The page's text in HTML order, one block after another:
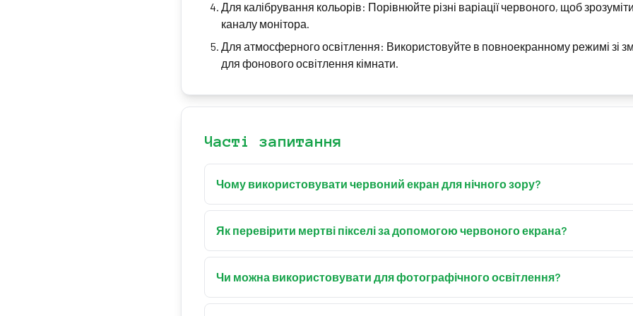
Для калібрування кольорів: Порівнюйте різні варіації червоного, щоб
каналу монітора.
Для атмосферного освітлення: Використовуйте в повноекранному режимі зі
для фонового освітлення кімнати.
Часті запитання
Чому використовувати червоний екран для нічного зору?
Червоне світло не запускає адаптацію ока до яскравого світла, допомагаючи
Використовуйте темно-червоний для кращих результатів в астрономії або нічній
Як перевірити мертві пікселі за допомогою червоного екрана?
Увімкніть повноекранний режим і огляньте екран на наявність пікселів, які
(мертвими) або іншого кольору (застряглими). Червоний особливо добре виявляє
Чи можна використовувати для фотографічного освітлення?
Так! Червоний екран забезпечує відмінне кольорове освітлення для портретів,